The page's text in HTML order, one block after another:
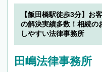
【飯田橋駅徒歩3分】お
の解決実績多数！相続の
しやすい法律事務所
田嶋法律事務所